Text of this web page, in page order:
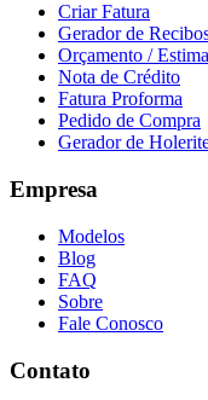
Criar Fatura
Gerador de
Orçamento /
Nota de Crédito
Fatura Proforma
Pedido de Compra
Gerador de
Empresa
Modelos
Blog
FAQ
Sobre
Fale Conosco
Contato